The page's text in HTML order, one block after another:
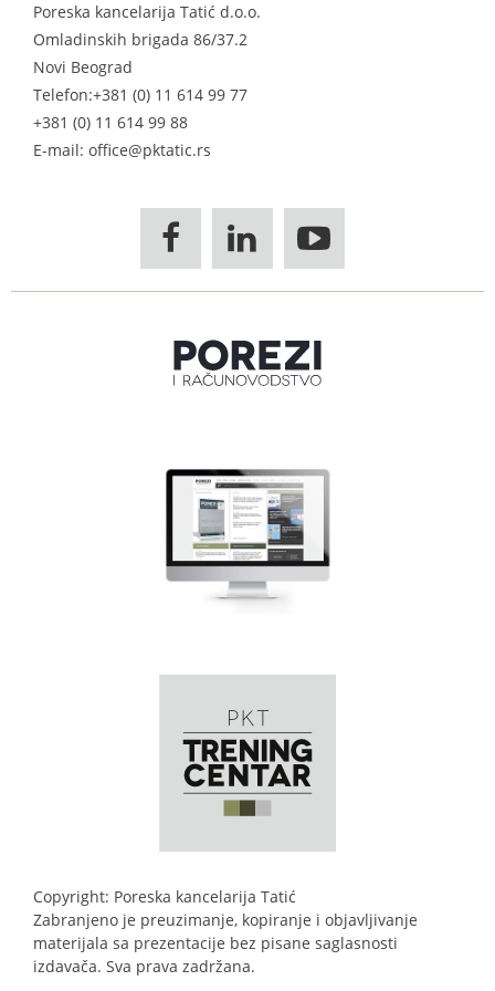
Poreska kancelarija Tatić d.o.o.
Omladinskih brigada 86/37.2
Novi Beograd
Telefon:+381 (0) 11 614 99 77
+381 (0) 11 614 99 88
E-mail: office@pktatic.rs
  
Copyright: Poreska kancelarija Tatić
Zabranjeno je preuzimanje, kopiranje i objavljivanje
materijala sa prezentacije bez pisane saglasnosti
izdavača. Sva prava zadržana.